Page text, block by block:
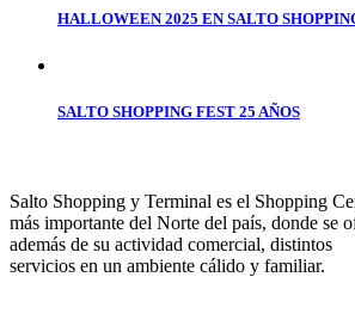
HALLOWEEN 2025 EN SALTO
SALTO SHOPPING FEST 25 AÑOS
Salto Shopping y Terminal es el Shopping
más importante del Norte del país, donde se
además de su actividad comercial, distintos
servicios en un ambiente cálido y familiar.